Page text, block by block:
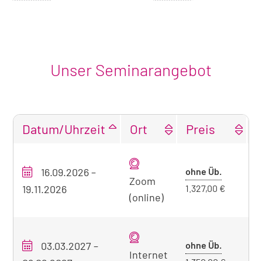
Unser Seminarangebot
Übersicht
unseres
Seminarangebots
sichtbaren
Seminar
Datum/Uhrzeit Ort Preis
16.09.2026–
19.11.2026
Zoom
(online)
ohne Üb.
ohne
1.327,00 €
03.03.2027–
Internet
ohne Üb.